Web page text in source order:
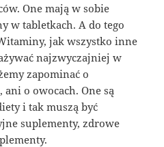
One mają w sobie
w tabletkach. A do tego
jak wszystko inne
najzwyczajniej w
zapominać o
o owocach. One są
i tak muszą być
suplementy, zdrowe